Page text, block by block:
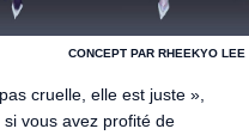
CONCEPT PAR RHEEKYO LEE
cruelle, elle est juste »,
vous avez profité de